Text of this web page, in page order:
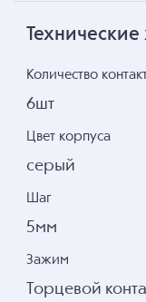
Технические
Количество
6шт
Цвет корпуса
серый
Шаг
5мм
Зажим
Торцевой